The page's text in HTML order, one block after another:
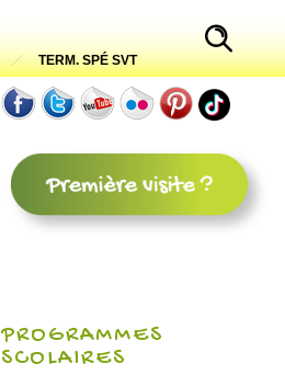
TERM. SPÉ SVT
PROGRAMMES
SCOLAIRES